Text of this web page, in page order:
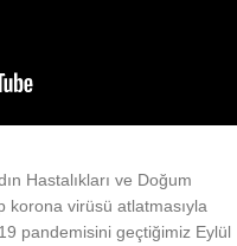
Hastalıkları ve Doğum
korona virüsü atlatmasıyla
pandemisini geçtiğimiz Eylül